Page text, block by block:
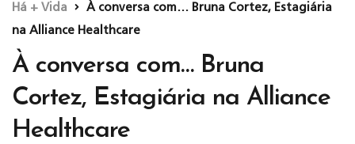
Há + Vida
À conversa com… Bruna Cortez, Estagiária
na Alliance Healthcare
À conversa com… Bruna
Cortez, Estagiária na Alliance
Healthcare